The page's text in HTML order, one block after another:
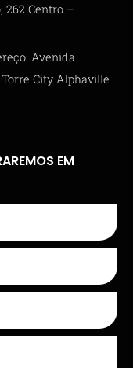
262 Centro –
Avenida
Torre City Alphaville
EM